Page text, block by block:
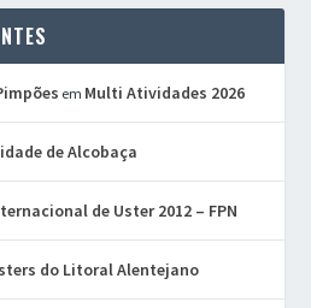
em Multi Atividades 2026
de Alcobaça
de Uster 2012 – FPN
do Litoral Alentejano